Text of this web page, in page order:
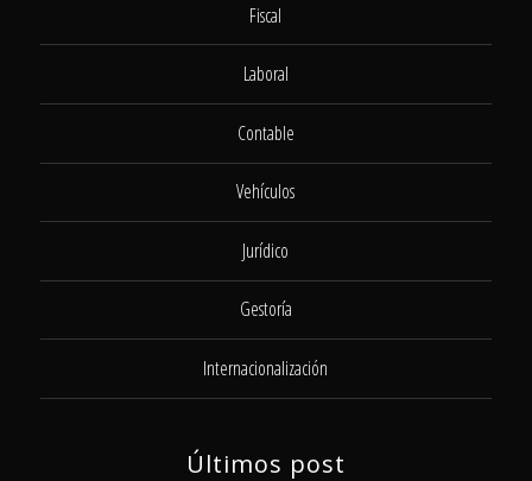
Fiscal
Laboral
Contable
Vehículos
Jurídico
Gestoría
Internacionalización
Últimos post